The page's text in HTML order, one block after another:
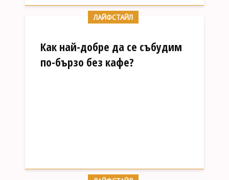
ЛАЙФСТАЙЛ
Как най-добре да се събудим
по-бързо без кафе?